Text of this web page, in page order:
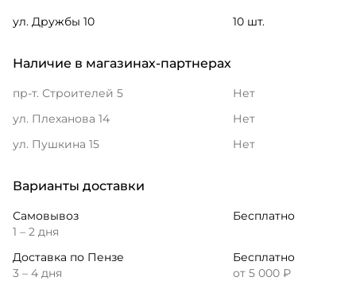
ул. Дружбы 10 10 шт.
Наличие в магазинах-партнерах
пр-т. Строителей 5
Нет
ул. Плеханова 14
Нет
ул. Пушкина 15
Нет
Варианты доставки
Самовывоз
1 – 2 дня
Бесплатно
Доставка по Пензе
3 – 4 дня
Бесплатно
от 5 000 ₽